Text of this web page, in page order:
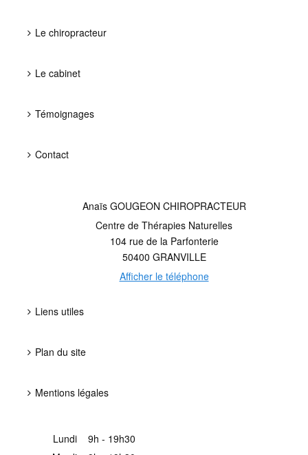
Le chiropracteur
Le cabinet
Témoignages
Contact
Anaïs GOUGEON CHIROPRACTEUR
Centre de Thérapies Naturelles
104 rue de la Parfonterie
50400 GRANVILLE
Afficher le téléphone
Liens utiles
Plan du site
Mentions légales
Lundi
9h - 19h30